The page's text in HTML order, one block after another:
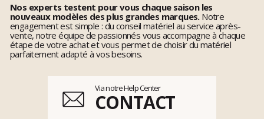
Nos experts testent pour vous chaque saison les
nouveaux modèles des plus grandes marques.Notre
engagement est simple : du conseil matériel au service après-
vente, notre équipe de passionnés vous accompagne à chaque
étape de votre achat et vous permet de choisir du matériel
parfaitement adapté à vos besoins.
Via notre Help Center
CONTACT